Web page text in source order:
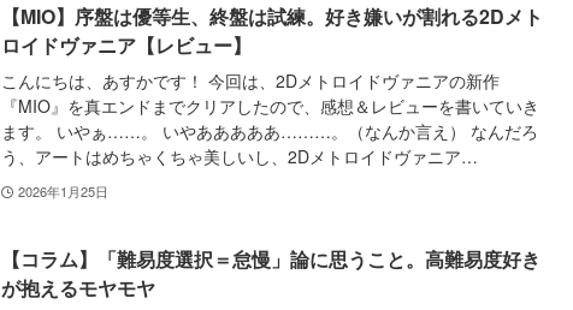
【MIO】序盤は優等生、終盤は試練。好き嫌いが割れる2Dメト
ロイドヴァニア【レビュー】
こんにちは、あすかです！ 今回は、2Dメトロイドヴァニアの新作
『MIO』を真エンドまでクリアしたので、感想＆レビューを書いていき
ます。 いやぁ……。 いやあああああ………。（なんか言え） なんだろ
う、アートはめちゃくちゃ美しいし、2Dメトロイドヴァニア…
2026年1月25日
【コラム】「難易度選択＝怠慢」論に思うこと。高難易度好き
が抱えるモヤモヤ